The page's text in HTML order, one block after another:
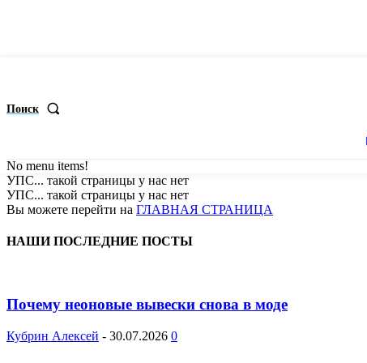
Поиск
No menu items!
УПС... такой страницы у нас нет
УПС... такой страницы у нас нет
Вы можете перейти на ГЛАВНАЯ СТРАНИЦА
НАШИ ПОСЛЕДНИЕ ПОСТЫ
Почему неоновые вывески снова в моде
Кубрин Алексей - 30.07.2026 0